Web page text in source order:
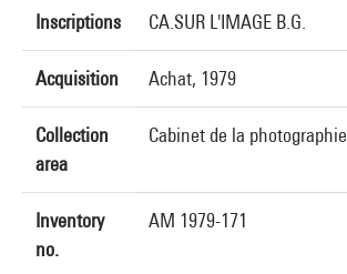
Inscriptions CA.SUR L'IMAGE B.G.
Acquisition Achat, 1979
Collection
area
Cabinet de la photographie
Inventory
no.
AM 1979-171